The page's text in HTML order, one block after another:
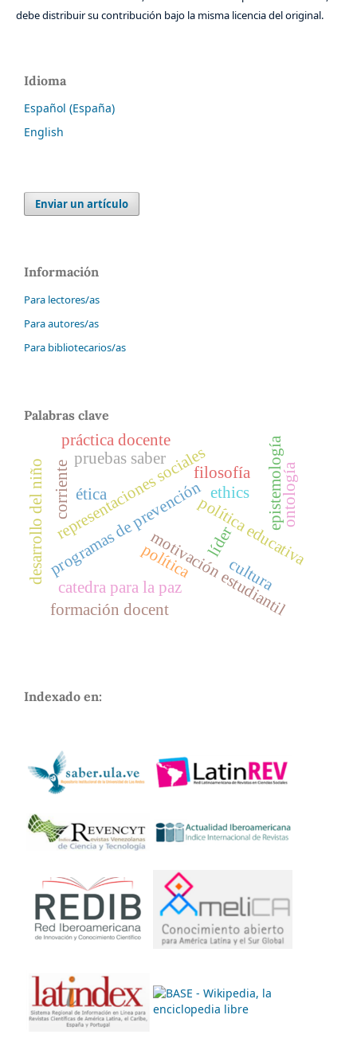
debe distribuir su contribución bajo la misma licencia del original.
Idioma
Español (España)
English
Enviar un artículo
Información
Para lectores/as
Para autores/as
Para bibliotecarios/as
Palabras clave
representaciones socialeslíder
política educativa
programas de prevenciónmotivación estudiantil
política
ética ethics
desarrollo del niño epistemología
corriente filosofía
catedra para la paz
formación docent
pruebas saber
ontología
cultura
práctica docente
Indexado en: